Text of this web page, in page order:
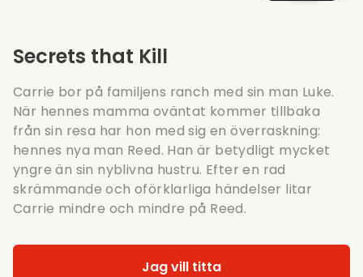
Secrets that Kill
Carrie bor på familjens ranch med sin man Luke.
När hennes mamma oväntat kommer tillbaka
från sin resa har hon med sig en överraskning:
hennes nya man Reed. Han är betydligt mycket
yngre än sin nyblivna hustru. Efter en rad
skrämmande och oförklarliga händelser litar
Carrie mindre och mindre på Reed.
Jag vill titta